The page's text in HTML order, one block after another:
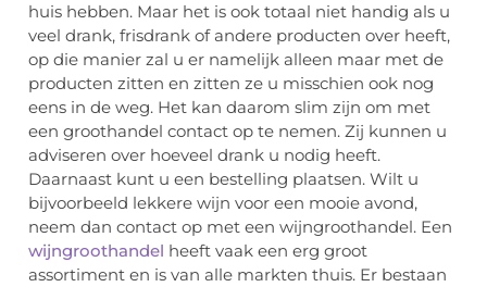
huis hebben. Maar het is ook totaal niet handig als u
veel drank, frisdrank of andere producten over heeft,
op die manier zal u er namelijk alleen maar met de
producten zitten en zitten ze u misschien ook nog
eens in de weg. Het kan daarom slim zijn om met
een groothandel contact op te nemen. Zij kunnen u
adviseren over hoeveel drank u nodig heeft.
Daarnaast kunt u een bestelling plaatsen. Wilt u
bijvoorbeeld lekkere wijn voor een mooie avond,
neem dan contact op met een wijngroothandel. Een
wijngroothandel heeft vaak een erg groot
assortiment en is van alle markten thuis. Er bestaan